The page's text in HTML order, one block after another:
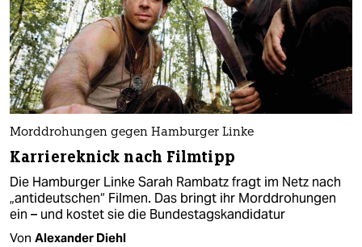
Morddrohungen gegen Hamburger Linke
Karriereknick nach Filmtipp
Die Hamburger Linke Sarah Rambatz fragt im Netz nach
„antideutschen“ Filmen. Das bringt ihr Morddrohungen
ein – und kostet sie die Bundestagskandidatur
Von Alexander Diehl